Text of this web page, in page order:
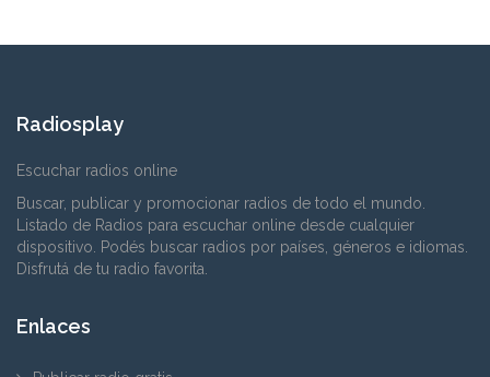
Radiosplay
Escuchar radios online
Buscar, publicar y promocionar radios de todo el mundo.
Listado de Radios para escuchar online desde cualquier
dispositivo. Podés buscar radios por países, géneros e idiomas.
Disfrutá de tu radio favorita.
Enlaces